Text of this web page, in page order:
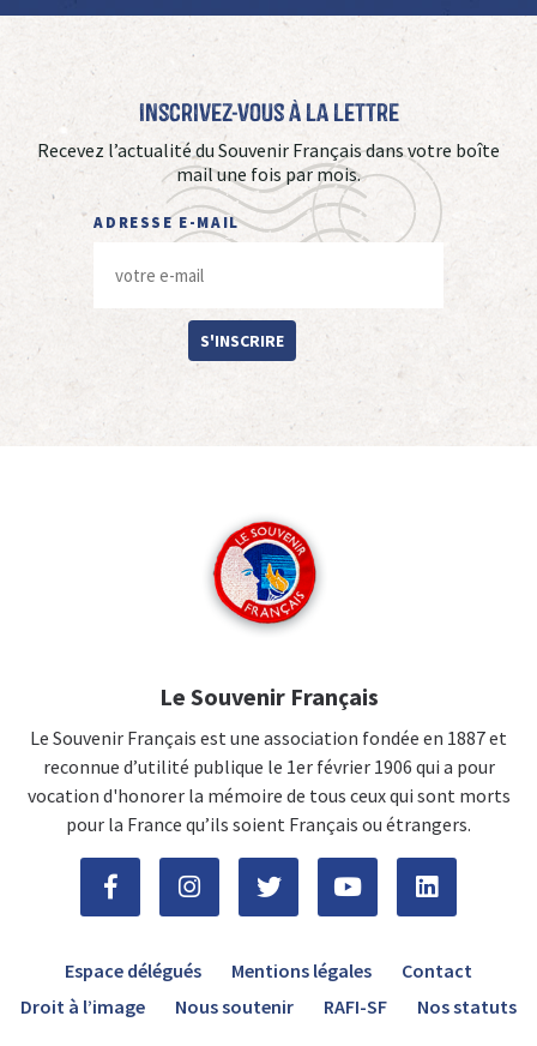
Inscrivez-vous à La Lettre
Recevez l’actualité du Souvenir Français dans votre boîte
mail une fois par mois.
ADRESSE E-MAIL
S'INSCRIRE
Le Souvenir Français
Le Souvenir Français est une association fondée en 1887 et
reconnue d’utilité publique le 1er février 1906 qui a pour
vocation d'honorer la mémoire de tous ceux qui sont morts
pour la France qu’ils soient Français ou étrangers.
Espace délégués Mentions légales
Contact
Droit à l’image
Nous soutenir RAFI-SF Nos statuts